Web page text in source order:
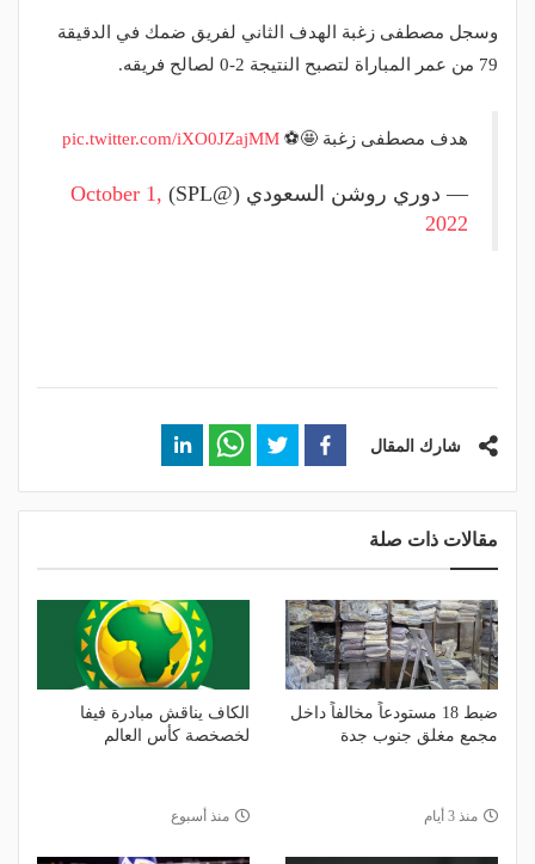
وسجل مصطفى زغبة الهدف الثاني لفريق ضمك في الدقيقة
79 من عمر المباراة لتصبح النتيجة 2-0 لصالح فريقه.
هدف مصطفى زغبة 🤩⚽️ pic.twitter.com/iXO0JZajMM
— دوري روشن السعودي (@SPL)
October 1,
2022
شارك المقال
مقالات ذات صلة
ضبط 18 مستودعاً مخالفاً داخل
مجمع مغلق جنوب جدة
منذ 3 أيام
الكاف يناقش مبادرة فيفا
لخصخصة كأس العالم
منذ أسبوع